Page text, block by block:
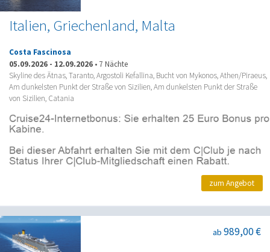
Italien, Griechenland, Malta
Costa Fascinosa
05.09.2026 - 12.09.2026 • 7 Nächte
Skyline des Ätnas, Taranto, Argostoli Kefallina, Bucht von Mykonos, Athen/Piraeus,
Am dunkelsten Punkt der Straße von Sizilien, Am dunkelsten Punkt der Straße
von Sizilien, Catania
zum Angebot
ab 989,00 €